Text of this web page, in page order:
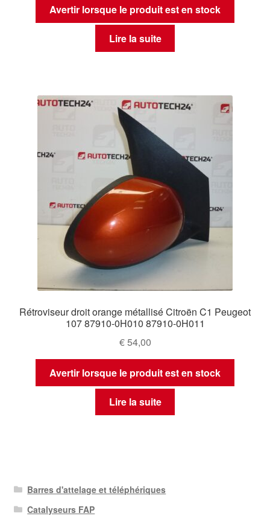
Avertir lorsque le produit est en stock
Lire la suite
Rétroviseur droit orange métallisé Citroën C1 Peugeot
107 87910-0H010 87910-0H011
€54,00
Avertir lorsque le produit est en stock
Lire la suite
Barres d'attelage et téléphériques
Catalyseurs FAP